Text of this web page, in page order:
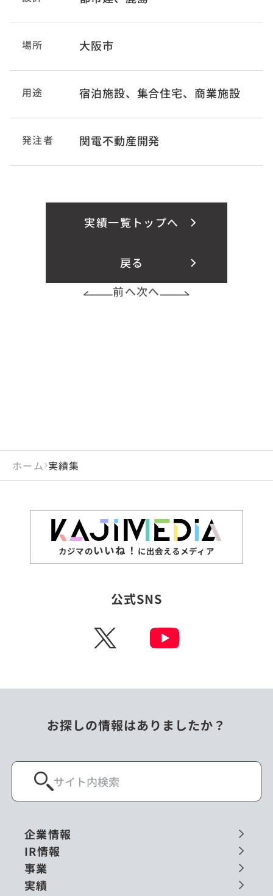
場所 大阪市
用途 宿泊施設、集合住宅、商業施設
発注者 関電不動産開発
実績一覧トップへ
戻る
前へ次へ
ホーム 実績集
カジマのいいね！ に出会えるメディア
公式SNS
X
お探しの情報はありましたか？
企業情報
IR情報
事業
実績